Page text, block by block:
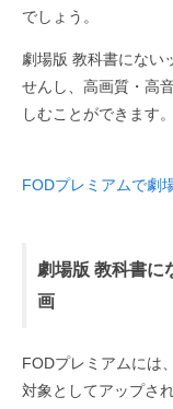
でしょう。
劇場版 教科書にない
せんし、高画質・高
しむことができます。
FODプレミアムで劇
劇場版 教科書に
画
FODプレミアムには
対象としてアップさ